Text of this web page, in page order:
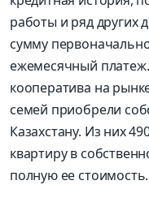
работы и ряд других
сумму
ежемесячный
кооператива на
семей приобрели
Казахстану. Из них
квартиру в
полную ее стоимость.